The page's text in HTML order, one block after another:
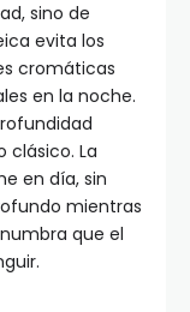
sino de
evita los
cromáticas
en la noche.
clásico. La
en día, sin
mientras
que el